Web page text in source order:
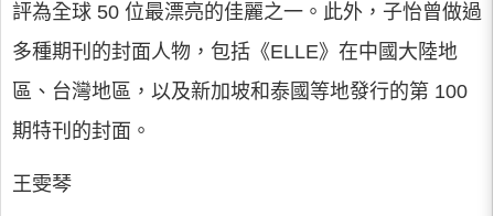
評為全球 50 位最漂亮的佳麗之一。此外，子怡曾做過
多種期刊的封面人物，包括《ELLE》在中國大陸地
區、台灣地區，以及新加坡和泰國等地發行的第 100
期特刊的封面。
王雯琴